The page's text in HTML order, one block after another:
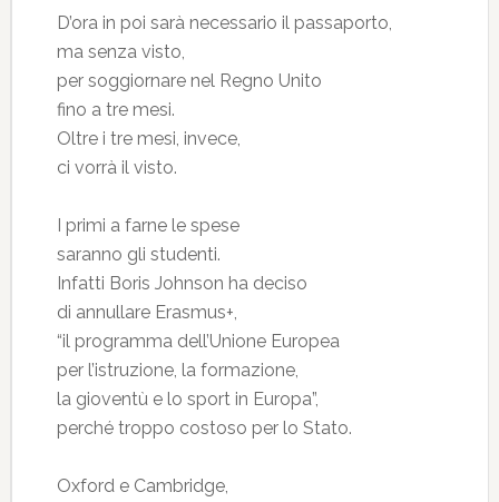
D’ora in poi sarà necessario il passaporto,
ma senza visto,
per soggiornare nel Regno Unito
fino a tre mesi.
Oltre i tre mesi, invece,
ci vorrà il visto.
I primi a farne le spese
saranno gli studenti.
Infatti Boris Johnson ha deciso
di annullare Erasmus+,
“il programma dell’Unione Europea
per l’istruzione, la formazione,
la gioventù e lo sport in Europa”,
perché troppo costoso per lo Stato.
Oxford e Cambridge,